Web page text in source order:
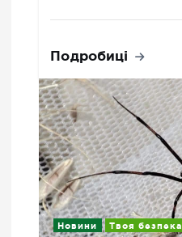
Подробиці
Новини Твоя безпека